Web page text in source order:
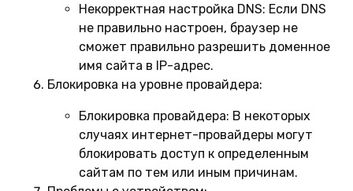
Некорректная настройка DNS: Если DNS
не правильно настроен, браузер не
сможет правильно разрешить доменное
имя сайта в IP-адрес.
Блокировка на уровне провайдера:
Блокировка провайдера: В некоторых
случаях интернет-провайдеры могут
блокировать доступ к определенным
сайтам по тем или иным причинам.